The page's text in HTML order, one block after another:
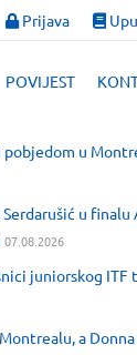
Prijava
POVIJEST
pobjedom u
u finalu
07.08.2026
juniorskog ITF
a Donna